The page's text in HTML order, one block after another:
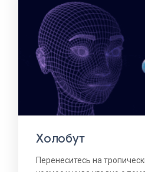
Холобут
Перенеситесь на